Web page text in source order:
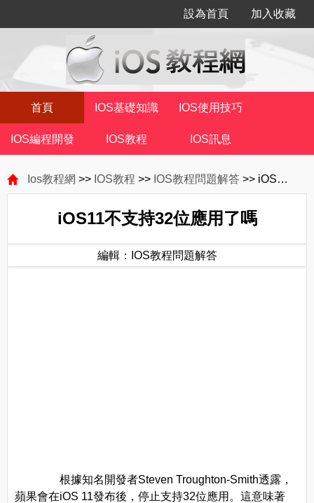
設為首頁 加入收藏
首頁 IOS基礎知識 IOS使用技巧
IOS編程開發 IOS教程 IOS訊息
Ios教程網 >> IOS教程 >> IOS教程問題解答 >> iOS11不支持32位應用了嗎
iOS11不支持32位應用了嗎
編輯：IOS教程問題解答
根據知名開發者Steven Troughton-Smith透露，
蘋果會在iOS 11發布後，停止支持32位應用。這意味著